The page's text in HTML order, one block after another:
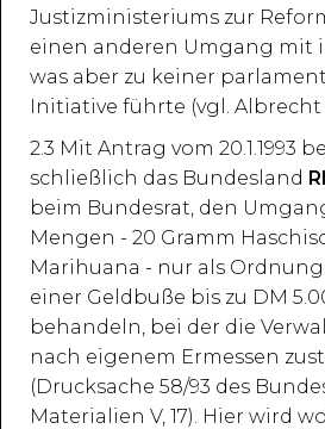
Justizministeriums zur
einen anderen Umgang mit
was aber zu keiner
Initiative führte (vgl. Albrecht
2.3 Mit Antrag vom 20.1.1993
schließlich das Bundesland
beim Bundesrat, den
Mengen - 20 Gramm
Marihuana - nur als
einer Geldbuße bis zu DM
behandeln, bei der die
nach eigenem Ermessen
(Drucksache 58/93 des
Materialien V, 17). Hier wird